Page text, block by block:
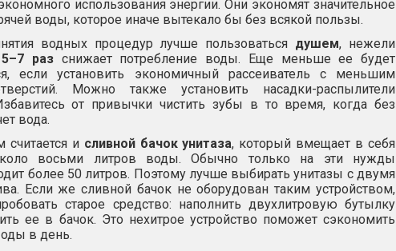
использования энергии. Они экономят значительное
воды, которое иначе вытекало бы без всякой пользы.
водных процедур лучше пользоваться душем, нежели
разснижает потребление воды. Еще меньше ее будет
если установить экономичный рассеиватель с меньшим
Можно также установить насадки-распылители
от привычки чистить зубы в то время, когда без
вода.
считается и сливной бачок унитаза, который вмещает в себя
восьми литров воды. Обычно только на эти нужды
более 50 литров. Поэтому лучше выбирать унитазы с двумя
Если же сливной бачок не оборудован таким устройством,
старое средство: наполнить двухлитровую бутылку
ее в бачок. Это нехитрое устройство поможет сэкономить
в день.